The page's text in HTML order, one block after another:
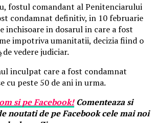
fostul comandant al Penitenciarului
condamnat definitiv, in 10 februarie
inchisoare in dosarul in care a fost
impotriva umanitatii, decizia fiind o
vedere judiciar.
inculpat care a fost condamnat
cu peste 50 de ani in urma.
si pe Facebook!Comenteaza si
noutati de pe Facebook cele mai noi